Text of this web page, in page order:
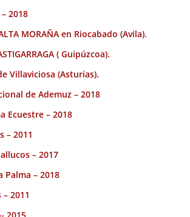
2018
MORAÑA en Riocabado (Avila).
( Guipúzcoa).
Villaviciosa (Asturias).
de Ademuz – 2018
Ecuestre – 2018
– 2011
– 2017
Palma – 2018
2011